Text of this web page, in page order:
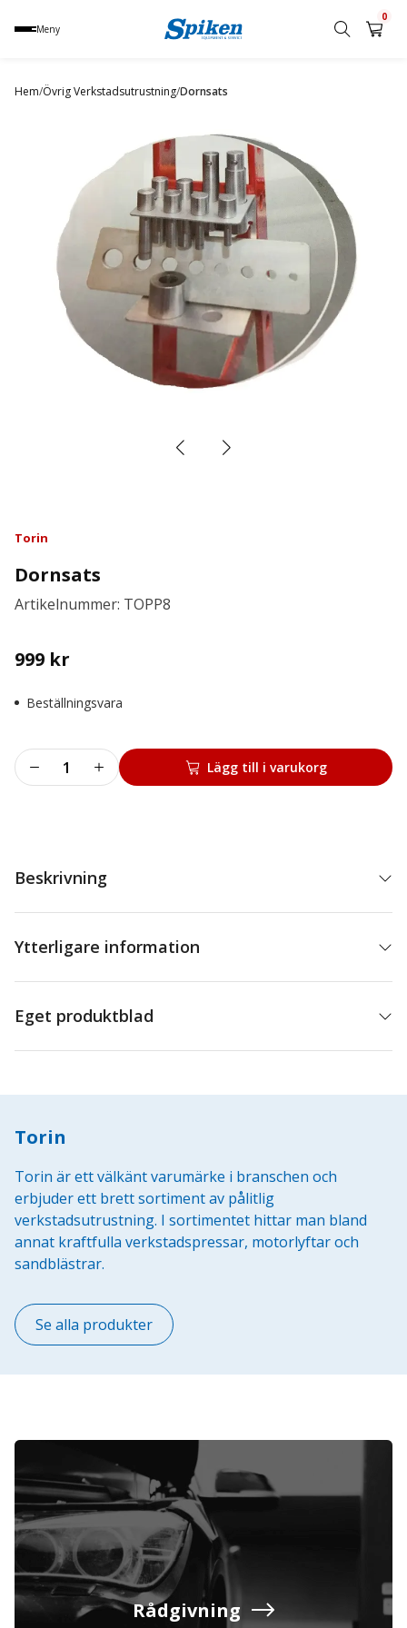
Meny
namn,
0
Hem/Övrig Verkstadsutrustning/Dornsats
Torin
Dornsats
Artikelnummer: TOPP8
999 kr
Beställningsvara
Dornsats
mängd
Lägg till i varukorg
Beskrivning
Ytterligare information
Eget produktblad
Torin
Torin är ett välkänt varumärke i branschen och
erbjuder ett brett sortiment av pålitlig
verkstadsutrustning. I sortimentet hittar man bland
annat kraftfulla verkstadspressar, motorlyftar och
sandblästrar.
Se alla produkter
Rådgivning